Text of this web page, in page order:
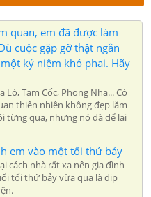
quan, em đã được làm
cuộc gặp gỡ thật ngắn
kỷ niệm khó phai. Hãy
Tam Cốc, Phong Nha... Có
thiên nhiên không đẹp lắm
từng qua, nhưng nó đã để lại
em vào một tối thứ bảy
cách nhà rất xa nên gia đình
tối thứ bảy vừa qua là dịp